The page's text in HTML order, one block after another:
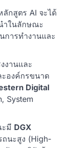
กสูตร AI จะได้
ำในลักษณะ
การทำงานและ
งานและ
องค์กรขนาด
Digital
System
มี DGX
ถนะสูง (High-